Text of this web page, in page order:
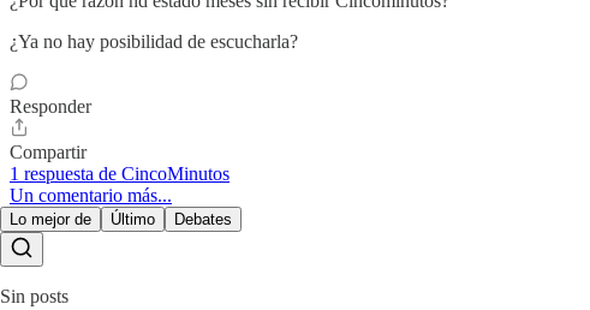
¿Ya no hay posibilidad de escucharla?
Responder
Compartir
1 respuesta de CincoMinutos
Un comentario más...
Lo mejor de Último Debates
Sin posts